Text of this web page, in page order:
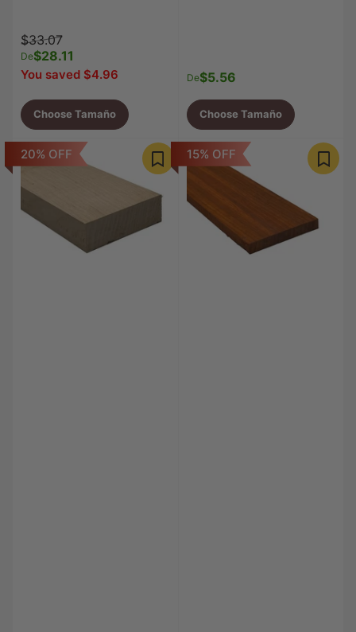
Precio
regular
$33.07Precio
de
venta
De$28.11
You saved $4.96
Choose Tamaño
Precio
De$5.56
Choose Tamaño
20% OFF 15% OFF